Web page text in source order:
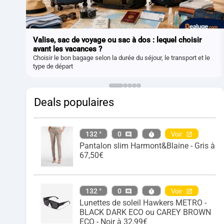
Valise, sac de voyage ou sac à dos : lequel choisir
avant les vacances ?
Choisir le bon bagage selon la durée du séjour, le transport et le
type de départ
Deals populaires
132 ° 0 Voir
Pantalon slim Harmont&Blaine - Gris à
67,50€
132 ° 0 Voir
Lunettes de soleil Hawkers METRO -
BLACK DARK ECO ou CAREY BROWN
ECO - Noir à 32,99€